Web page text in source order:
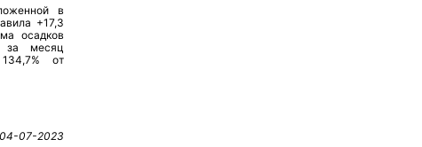
в
+17,3
осадков
за месяц
от
04-07-2023